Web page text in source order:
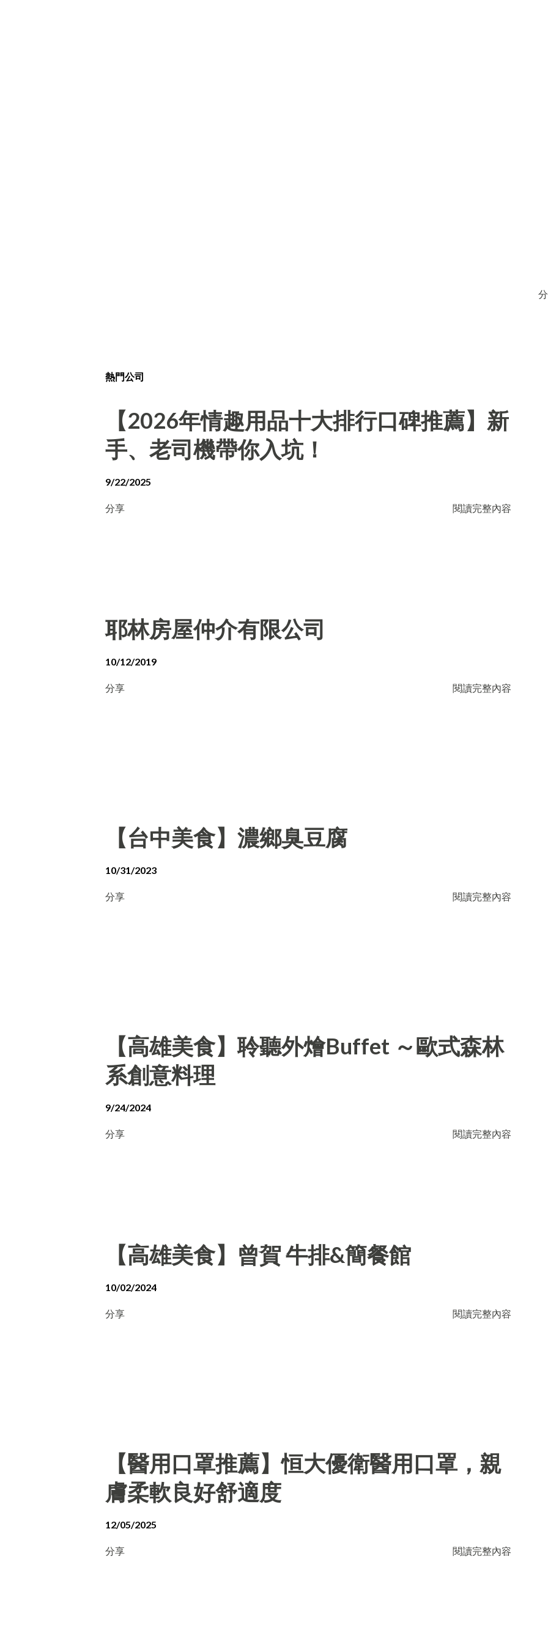
熱門公司
【2026年情趣用品十大排行口碑推薦】新
手、老司機帶你入坑！
9/22/2025
分享 閱讀完整內容
耶林房屋仲介有限公司
10/12/2019
分享 閱讀完整內容
【台中美食】濃鄉臭豆腐
10/31/2023
分享 閱讀完整內容
【高雄美食】聆聽外燴Buffet ～歐式森林
系創意料理
9/24/2024
分享 閱讀完整內容
【高雄美食】曾賀 牛排&簡餐館
10/02/2024
分享 閱讀完整內容
【醫用口罩推薦】恒大優衛醫用口罩，親
膚柔軟良好舒適度
12/05/2025
分享 閱讀完整內容